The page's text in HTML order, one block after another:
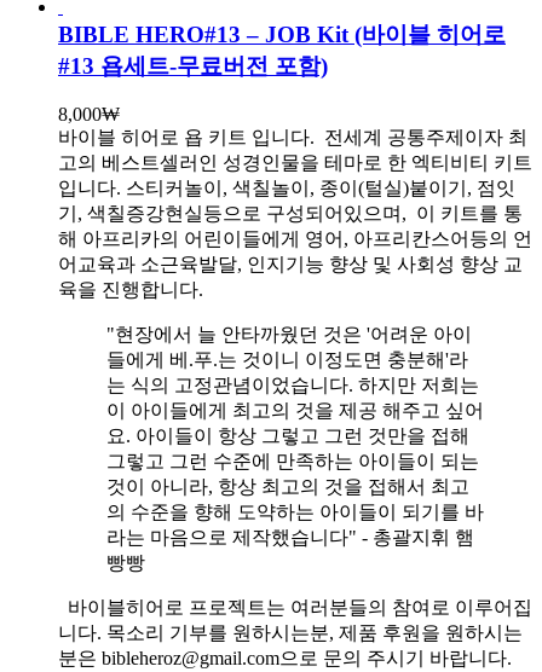
BIBLE HERO#13 – JOB Kit (바이블 히어로
#13 욥세트-무료버전 포함)
8,000₩
바이블 히어로 욥 키트 입니다. 전세계 공통주제이자 최
고의 베스트셀러인 성경인물을 테마로 한 엑티비티 키트
입니다. 스티커놀이, 색칠놀이, 종이(털실)붙이기, 점잇
기, 색칠증강현실등으로 구성되어있으며, 이 키트를 통
해 아프리카의 어린이들에게 영어, 아프리칸스어등의 언
어교육과 소근육발달, 인지기능 향상 및 사회성 향상 교
육을 진행합니다.
"현장에서 늘 안타까웠던 것은 '어려운 아이
들에게 베.푸.는 것이니 이정도면 충분해'라
는 식의 고정관념이었습니다. 하지만 저희는
이 아이들에게 최고의 것을 제공 해주고 싶어
요. 아이들이 항상 그렇고 그런 것만을 접해
그렇고 그런 수준에 만족하는 아이들이 되는
것이 아니라, 항상 최고의 것을 접해서 최고
의 수준을 향해 도약하는 아이들이 되기를 바
라는 마음으로 제작했습니다" - 총괄지휘 햄
빵빵
바이블히어로 프로젝트는 여러분들의 참여로 이루어집
니다. 목소리 기부를 원하시는분, 제품 후원을 원하시는
분은 bibleheroz@gmail.com으로 문의 주시기 바랍니다.